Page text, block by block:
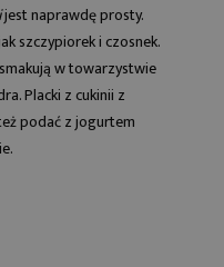
jest naprawdę prosty.
szczypiorek i czosnek.
w towarzystwie
Placki z cukinii z
podać z jogurtem